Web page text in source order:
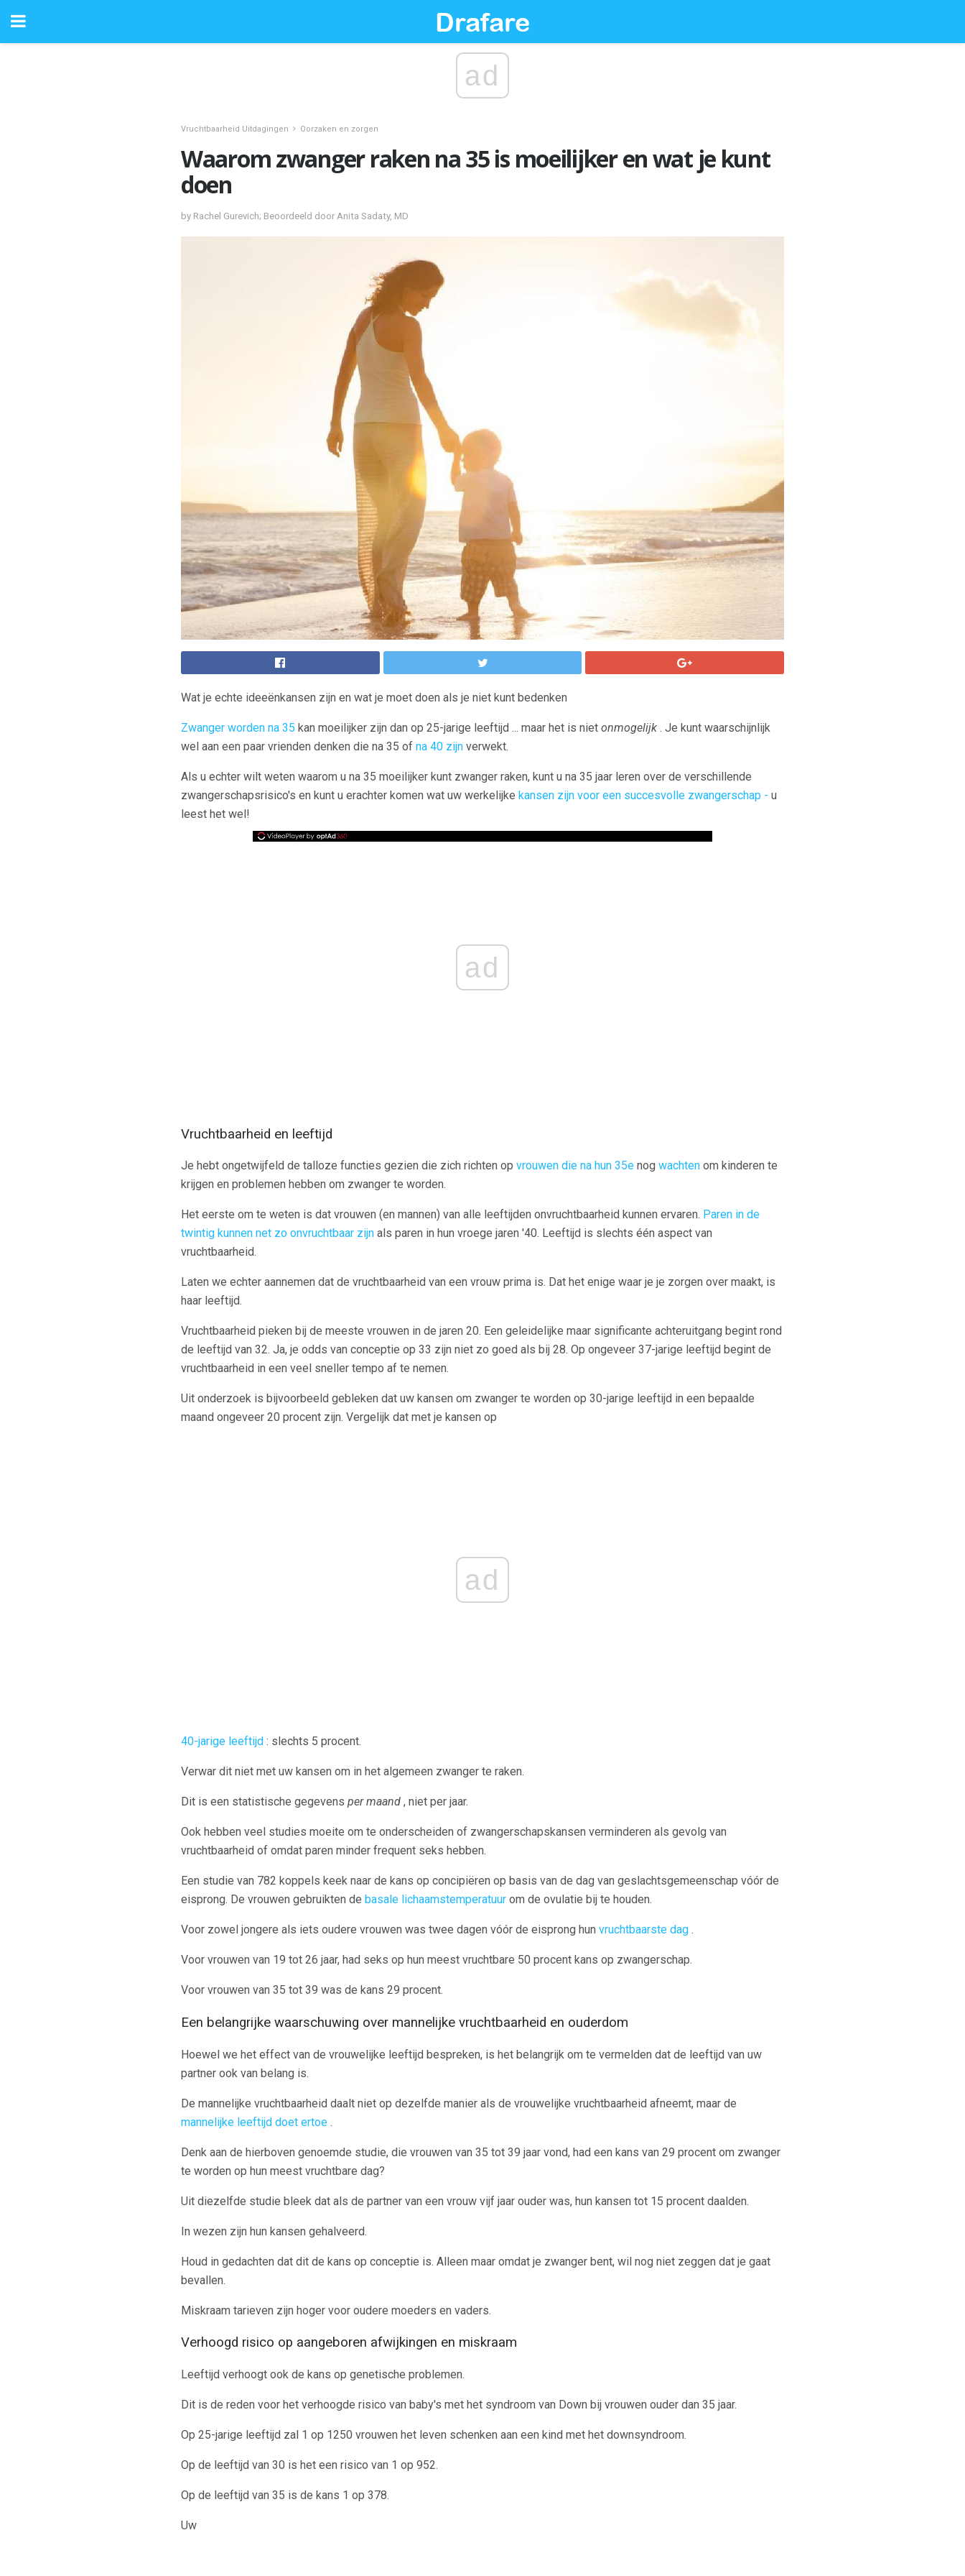
ad
Vruchtbaarheid Uitdagingen Oorzaken en zorgen
Waarom zwanger raken na 35 is moeilijker en wat je kunt
doen
by Rachel Gurevich; Beoordeeld door Anita Sadaty, MD
Wat je echte ideeënkansen zijn en wat je moet doen als je niet kunt bedenken
Zwanger worden na 35 kan moeilijker zijn dan op 25-jarige leeftijd ... maar het is niet onmogelijk . Je kunt waarschijnlijk
wel aan een paar vrienden denken die na 35 of na 40 zijn verwekt.
Als u echter wilt weten waarom u na 35 moeilijker kunt zwanger raken, kunt u na 35 jaar leren over de verschillende
zwangerschapsrisico's en kunt u erachter komen wat uw werkelijke kansen zijn voor een succesvolle zwangerschap - u
leest het wel!
ad
Vruchtbaarheid en leeftijd
Je hebt ongetwijfeld de talloze functies gezien die zich richten op vrouwen die na hun 35e nog wachten om kinderen te
krijgen en problemen hebben om zwanger te worden.
Het eerste om te weten is dat vrouwen (en mannen) van alle leeftijden onvruchtbaarheid kunnen ervaren. Paren in de
twintig kunnen net zo onvruchtbaar zijn als paren in hun vroege jaren '40. Leeftijd is slechts één aspect van
vruchtbaarheid.
Laten we echter aannemen dat de vruchtbaarheid van een vrouw prima is. Dat het enige waar je je zorgen over maakt, is
haar leeftijd.
Vruchtbaarheid pieken bij de meeste vrouwen in de jaren 20. Een geleidelijke maar significante achteruitgang begint rond
de leeftijd van 32. Ja, je odds van conceptie op 33 zijn niet zo goed als bij 28. Op ongeveer 37-jarige leeftijd begint de
vruchtbaarheid in een veel sneller tempo af te nemen.
Uit onderzoek is bijvoorbeeld gebleken dat uw kansen om zwanger te worden op 30-jarige leeftijd in een bepaalde
maand ongeveer 20 procent zijn. Vergelijk dat met je kansen op
ad
40-jarige leeftijd : slechts 5 procent.
Verwar dit niet met uw kansen om in het algemeen zwanger te raken.
Dit is een statistische gegevens per maand , niet per jaar.
Ook hebben veel studies moeite om te onderscheiden of zwangerschapskansen verminderen als gevolg van
vruchtbaarheid of omdat paren minder frequent seks hebben.
Een studie van 782 koppels keek naar de kans op concipiëren op basis van de dag van geslachtsgemeenschap vóór de
eisprong. De vrouwen gebruikten de basale lichaamstemperatuur om de ovulatie bij te houden.
Voor zowel jongere als iets oudere vrouwen was twee dagen vóór de eisprong hun vruchtbaarste dag .
Voor vrouwen van 19 tot 26 jaar, had seks op hun meest vruchtbare 50 procent kans op zwangerschap.
Voor vrouwen van 35 tot 39 was de kans 29 procent.
Een belangrijke waarschuwing over mannelijke vruchtbaarheid en ouderdom
Hoewel we het effect van de vrouwelijke leeftijd bespreken, is het belangrijk om te vermelden dat de leeftijd van uw
partner ook van belang is.
De mannelijke vruchtbaarheid daalt niet op dezelfde manier als de vrouwelijke vruchtbaarheid afneemt, maar de
mannelijke leeftijd doet ertoe .
Denk aan de hierboven genoemde studie, die vrouwen van 35 tot 39 jaar vond, had een kans van 29 procent om zwanger
te worden op hun meest vruchtbare dag?
Uit diezelfde studie bleek dat als de partner van een vrouw vijf jaar ouder was, hun kansen tot 15 procent daalden.
In wezen zijn hun kansen gehalveerd.
Houd in gedachten dat dit de kans op conceptie is. Alleen maar omdat je zwanger bent, wil nog niet zeggen dat je gaat
bevallen.
Miskraam tarieven zijn hoger voor oudere moeders en vaders.
Verhoogd risico op aangeboren afwijkingen en miskraam
Leeftijd verhoogt ook de kans op genetische problemen.
Dit is de reden voor het verhoogde risico van baby's met het syndroom van Down bij vrouwen ouder dan 35 jaar.
Op 25-jarige leeftijd zal 1 op 1250 vrouwen het leven schenken aan een kind met het downsyndroom.
Op de leeftijd van 30 is het een risico van 1 op 952.
Op de leeftijd van 35 is de kans 1 op 378.
Uw